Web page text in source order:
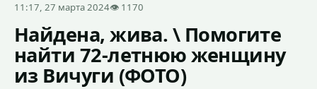
11:17, 27 марта 2024👁 1170
Найдена, жива. \ Помогите
найти 72-летнюю женщину
из Вичуги (ФОТО)